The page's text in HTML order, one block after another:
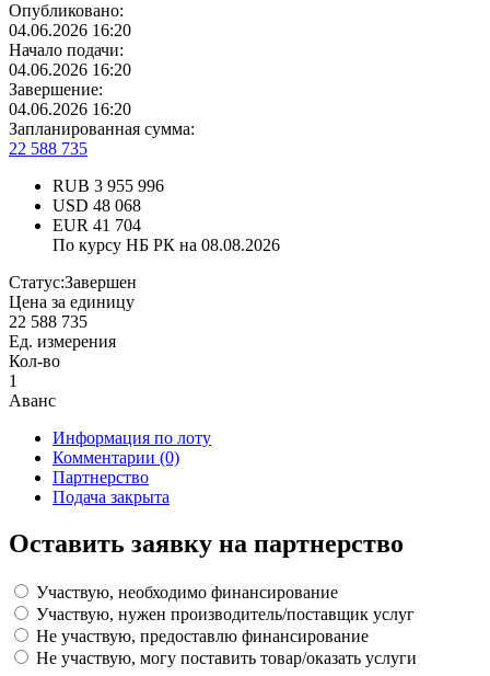
Опубликовано:
04.06.2026 16:20
Начало подачи:
04.06.2026 16:20
Завершение:
04.06.2026 16:20
Запланированная сумма:
22 588 735
RUB 3 955 996
USD 48 068
EUR 41 704
По курсу НБ РК на 08.08.2026
Статус:Завершен
Цена за единицу
22 588 735
Ед. измерения
Кол-во
1
Аванс
Информация по лоту
Комментарии (0)
Партнерство
Подача закрыта
Оставить заявку на партнерство
Участвую, необходимо финансирование
Участвую, нужен производитель/поставщик услуг
Не участвую, предоставлю финансирование
Не участвую, могу поставить товар/оказать услуги